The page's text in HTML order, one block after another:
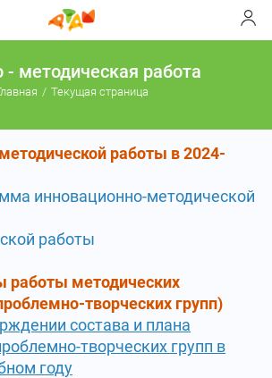
- методическая работа
Текущая страница
работы в 2024-
инновационно-методической
работы
работы методических
творческих групп)
состава и плана
творческих групп в
году